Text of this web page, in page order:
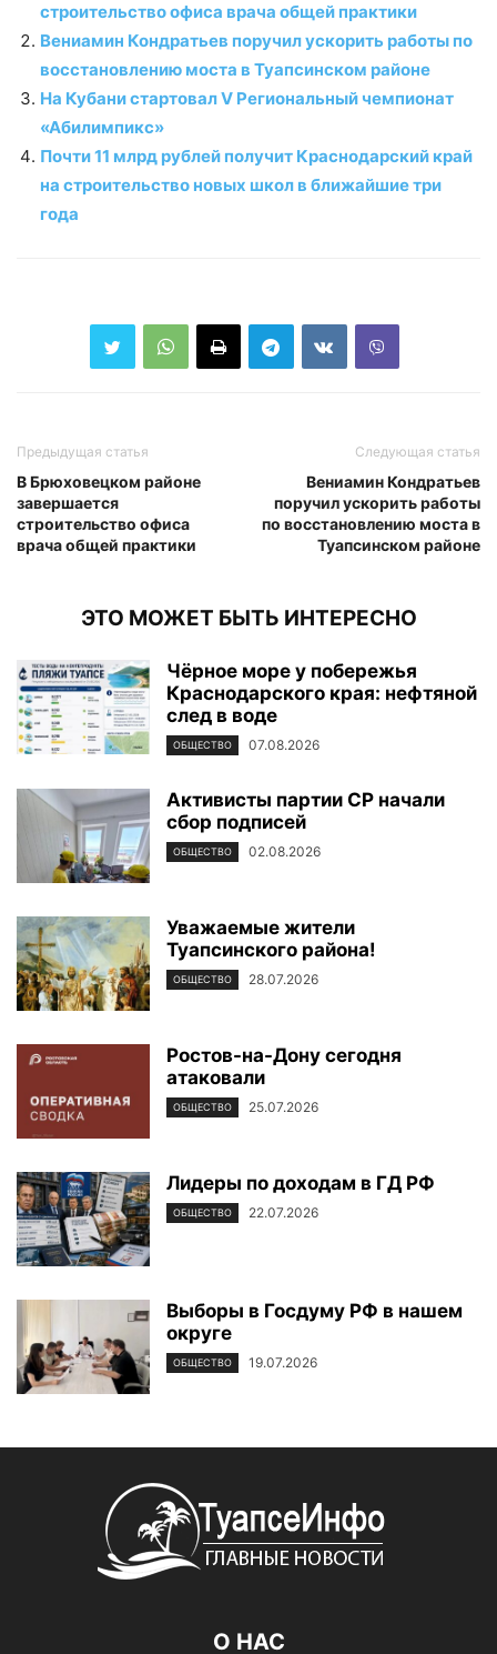
строительство офиса врача общей практики
Вениамин Кондратьев поручил ускорить работы по
восстановлению моста в Туапсинском районе
На Кубани стартовал V Региональный чемпионат
«Абилимпикс»
Почти 11 млрд рублей получит Краснодарский край
на строительство новых школ в ближайшие три
года
Предыдущая статья
В Брюховецком районе
завершается
строительство офиса
врача общей практики
Следующая статья
Вениамин Кондратьев
поручил ускорить работы
по восстановлению моста в
Туапсинском районе
ЭТО МОЖЕТ БЫТЬ ИНТЕРЕСНО
Чёрное море у побережья
Краснодарского края: нефтяной
след в воде
ОБЩЕСТВО 07.08.2026
Активисты партии СР начали
сбор подписей
ОБЩЕСТВО 02.08.2026
Уважаемые жители
Туапсинского района!
ОБЩЕСТВО 28.07.2026
Ростов-на-Дону сегодня
атаковали
ОБЩЕСТВО 25.07.2026
Лидеры по доходам в ГД РФ
ОБЩЕСТВО 22.07.2026
Выборы в Госдуму РФ в нашем
округе
ОБЩЕСТВО 19.07.2026
О НАС